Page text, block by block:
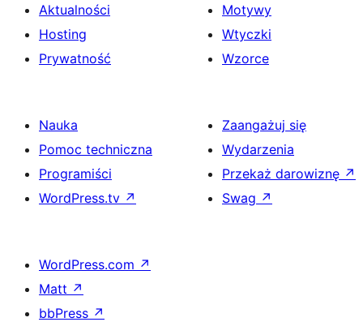
Aktualności
Hosting
Prywatność
Motywy
Wtyczki
Wzorce
Nauka
Pomoc techniczna
Programiści
WordPress.tv ↗
Zaangażuj się
Wydarzenia
Przekaż darowiznę ↗
Swag ↗
WordPress.com ↗
Matt ↗
bbPress ↗